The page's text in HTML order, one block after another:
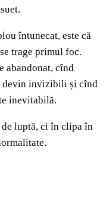
întunecat, este că
trage primul foc.
abandonat, cînd
invizibili și cînd
inevitabilă.
de luptă, ci în clipa în